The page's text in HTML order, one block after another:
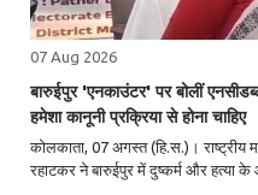
07 Aug 2026
बारुईपुर 'एनकाउंटर' पर बोलीं
हमेशा कानूनी प्रक्रिया से होना चाहिए
कोलकाता, 07 अगस्त (हि.स.)। राष्ट्रीय
रहाटकर ने बारुईपुर में दुष्कर्म और हत्या